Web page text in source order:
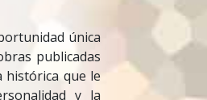
única
publicadas
histórica que le
y la